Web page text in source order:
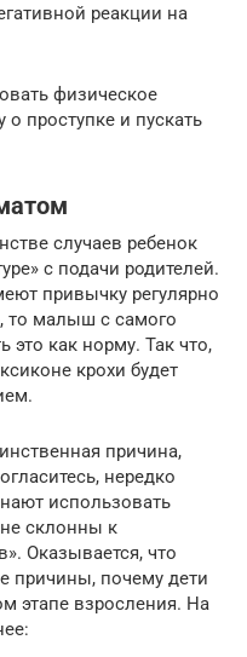
реакции на
физическое
о проступке и пускать
случаев ребенок
с подачи родителей.
привычку регулярно
то малыш с самого
это как норму. Так что,
крохи будет
причина,
нередко
использовать
склонны к
Оказывается, что
причины, почему дети
этапе взросления. На